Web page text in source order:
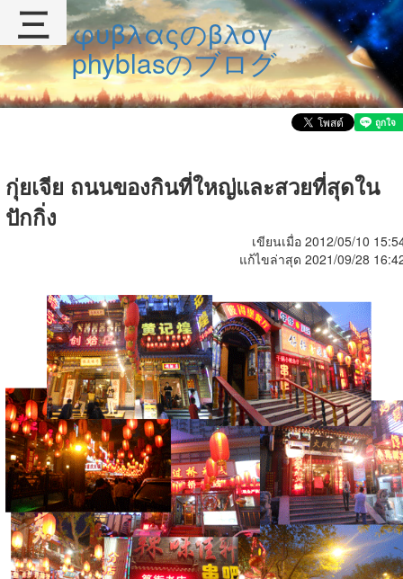
φυβλαςのβλογ
phyblasのブログ
กุ่ยเจีย ถนนของกินที่ใหญ่และสวยที่สุดใน
ปักกิ่ง
เขียนเมื่อ 2012/05/10
แก้ไขล่าสุด 2021/09/28
三